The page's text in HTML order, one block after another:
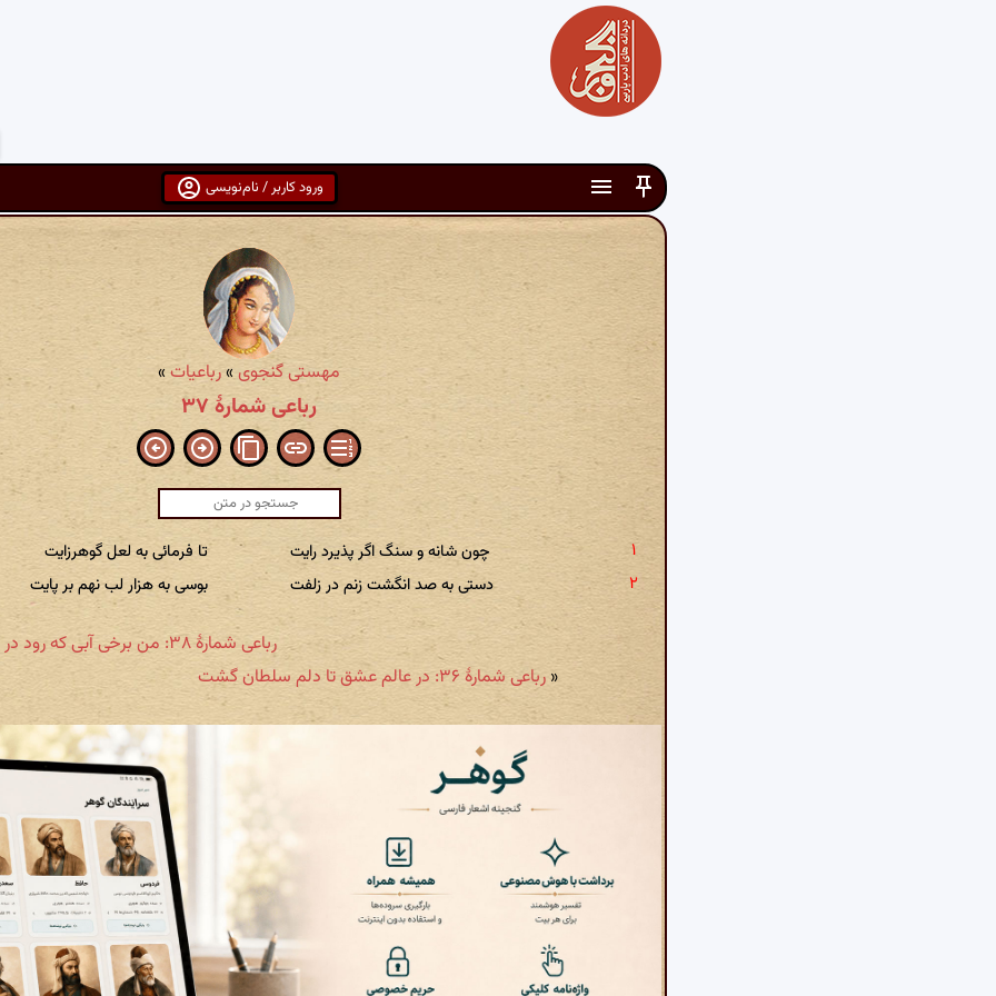
ورود کاربر / نام‌نویسی
مهستی گنجوی»رباعیات»
رباعی شمارۀ ۳۷
چون شانه و سنگ اگر پذیرد رایت
تا فرمائی به لعل گوهرزایت
دستی به صد انگشت زنم در زلفت
بوسی به هزار لب نهم بر پایت
رباعی شمارۀ ۳۸: من برخی آبی که رود در جویت
« رباعی شمارۀ ۳۶: در عالم عشق تا دلم سلطان گشت